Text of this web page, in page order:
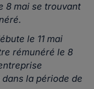
8 mai se trouvant
le 11 mai
rémunéré le 8
la période de